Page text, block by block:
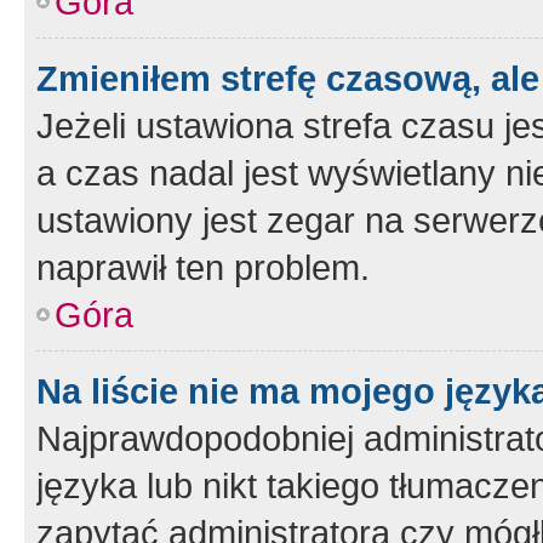
Zmieniłem strefę czasową,
Jeżeli ustawiona strefa czasu
a czas nadal jest wyświetlany
ustawiony jest zegar na
naprawił ten problem.
Góra
Na liście nie ma mojego
Najprawdopodobniej
języka lub nikt takiego
zapytać administratora czy